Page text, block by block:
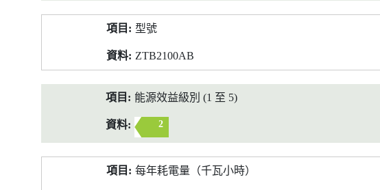
型號
ZTB2100AB
能源效益級別 (1 至 5)
2
每年耗電量（千瓦小時）